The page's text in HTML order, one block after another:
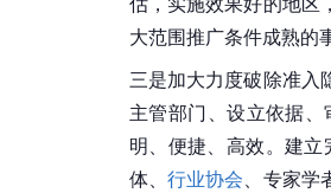
大范围推广条件成熟的
三是加大力度破除准入
主管部门、设立依据
明、便捷、高效。建
体、行业协会、专家学